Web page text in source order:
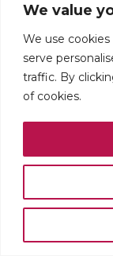
We value
We use
serve
traffic. By
of cookies.
©